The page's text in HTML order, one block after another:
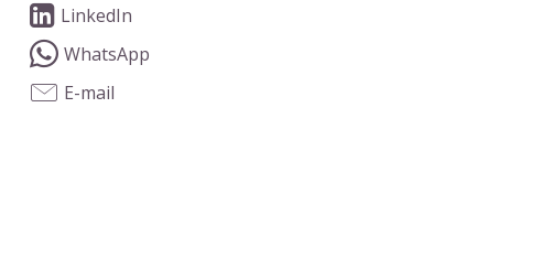
LinkedIn
WhatsApp
E-mail